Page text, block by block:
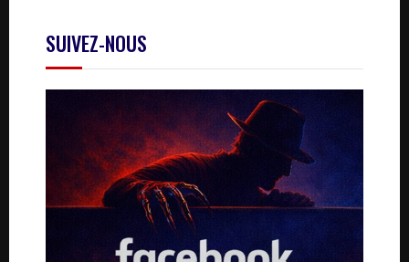
SUIVEZ-NOUS